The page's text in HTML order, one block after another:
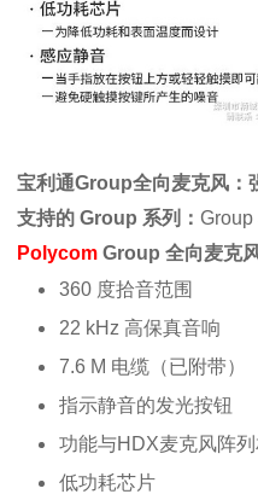
宝利通Group全向麦克风：
支持的 Group 系列： Group
Polycom Group 全向麦克
360 度拾音范围
22 kHz 高保真音响
7.6 M 电缆（已附带）
指示静音的发光按钮
功能与HDX麦克风阵列
低功耗芯片